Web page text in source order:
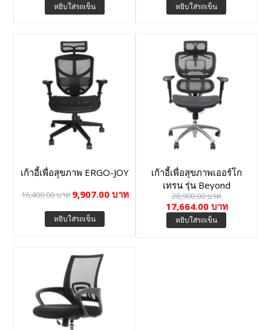
หยิบใส่รถเข็น หยิบใส่รถเข็น
เก้าอี้เพื่อสุขภาพ ERGO-JOY
16,400.00 บาท9,907.00 บาท
หยิบใส่รถเข็น
เก้าอี้เพื่อสุขภาพเออร์โก
เทรน รุ่น Beyond
Signature-01GMM
28,900.00 บาท
17,664.00 บาท
หยิบใส่รถเข็น